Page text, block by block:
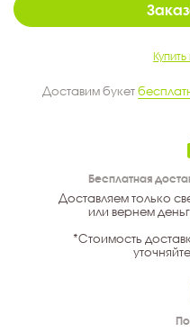
Доставим букет
Бесплатная
Доставляем только
или вернем
*Стоимость